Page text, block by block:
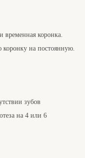
временная коронка.
на постоянную.
зубов
на 4 или 6